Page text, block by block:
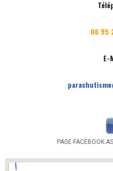
06 95
E-
PAGE FACEBOOK